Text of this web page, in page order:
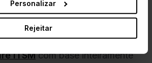
Personalizar
Rejeitar
Dados da SoftwareReviews
ITSMcom base inteiramente